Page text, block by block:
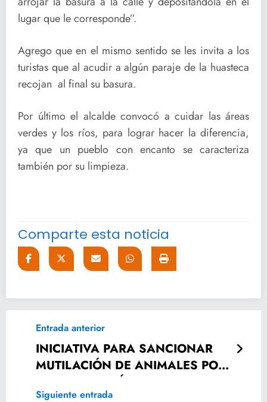
lugar que le corresponde”.
Agrego que en el mismo sentido se les invita a los
turistas que al acudir a algún paraje de la huasteca
recojan al final su basura.
Por último el alcalde convocó a cuidar las áreas
verdes y los ríos, para lograr hacer la diferencia,
ya que un pueblo con encanto se caracteriza
también por su limpieza.
Comparte esta noticia
Entrada anterior
INICIATIVA PARA SANCIONAR
MUTILACIÓN DE ANIMALES POR
RAZONES ESTÉTICAS
Siguiente entrada